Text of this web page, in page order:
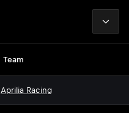
Team
Aprilia Racing